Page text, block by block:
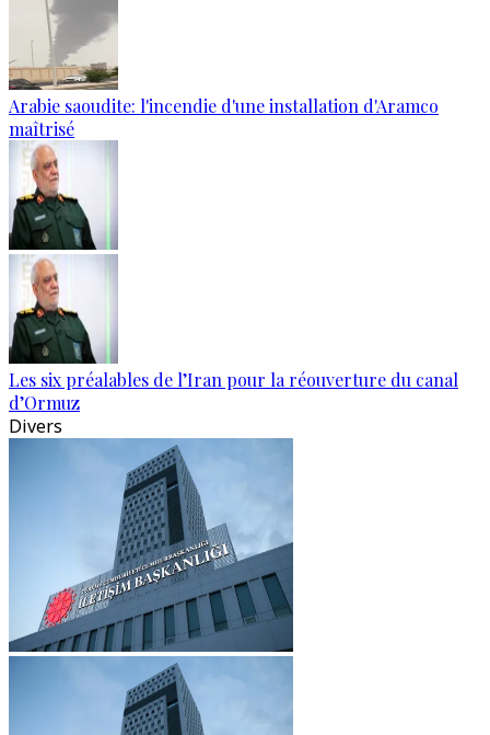
Arabie saoudite: l'incendie d'une installation d'Aramco
maîtrisé
Les six préalables de l’Iran pour la réouverture du canal
d’Ormuz
Divers